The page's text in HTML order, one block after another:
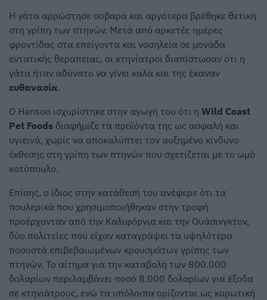
Η γάτα αρρώστησε σοβαρά και αργότερα βρέθηκε θετική
στη γρίπη των πτηνών. Μετά από αρκετές ημέρες
φροντίδας στα επείγοντα και νοσηλεία σε μονάδα
εντατικής θεραπείας, οι κτηνίατροι διαπίστωσαν ότι η
γάτα ήταν αδύνατο να γίνει καλά και της έκαναν
ευθανασία.
Ο Hanson ισχυρίστηκε στην αγωγή του ότι η Wild Coast
Pet Foods διαφήμιζε τα προϊόντα της ως ασφαλή και
υγιεινά, χωρίς να αποκαλύπτει τον αυξημένο κίνδυνο
έκθεσης στη γρίπη των πτηνών που σχετίζεται με το ωμό
κοτόπουλο.
Επίσης, ο ίδιος στην κατάθεσή του ανέφερε ότι τα
πουλερικά που χρησιμοποιήθηκαν στην τροφή
προέρχονταν από την Καλιφόρνια και την Ουάσινγκτον,
δύο πολιτείες που είχαν καταγράψει τα υψηλότερα
ποσοστά επιβεβαιωμένων κρουσμάτων γρίπης των
πτηνών. Το αίτημα για την καταβολή των 800.000
δολαρίων περιλαμβάνει ποσό 8.000 δολαρίων για έξοδα
σε κτηνιάτρους, ενώ τα υπόλοιπα ορίζονται ως κυρωτική